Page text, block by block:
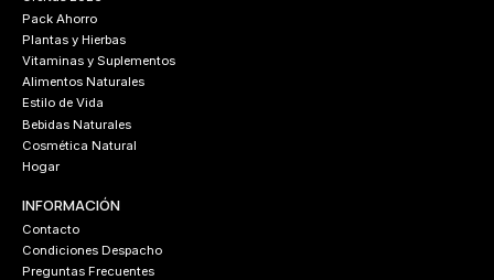
Pack Ahorro
Plantas y Hierbas
Vitaminas y Suplementos
Alimentos Naturales
Estilo de Vida
Bebidas Naturales
Cosmética Natural
Hogar
INFORMACIÓN
Contacto
Condiciones Despacho
Preguntas Frecuentes